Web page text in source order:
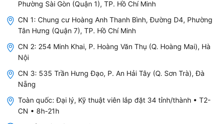
Phường Sài Gòn (Quận 1), TP. Hồ Chí Minh
CN 1: Chung cư Hoàng Anh Thanh Bình, Đường D4, Phường
Tân Hưng (Quận 7), TP. Hồ Chí Minh
CN 2: 254 Minh Khai, P. Hoàng Văn Thụ (Q. Hoàng Mai), Hà
Nội
CN 3: 535 Trần Hưng Đạo, P. An Hải Tây (Q. Sơn Trà), Đà
Nẵng
Toàn quốc: Đại lý, Kỹ thuật viên lắp đặt 34 tỉnh/thành • T2-
CN • 8h-21h